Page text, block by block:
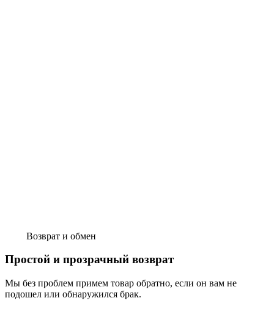
Возврат и обмен
Простой и прозрачный возврат
Мы без проблем примем товар обратно, если он вам не
подошел или обнаружился брак.